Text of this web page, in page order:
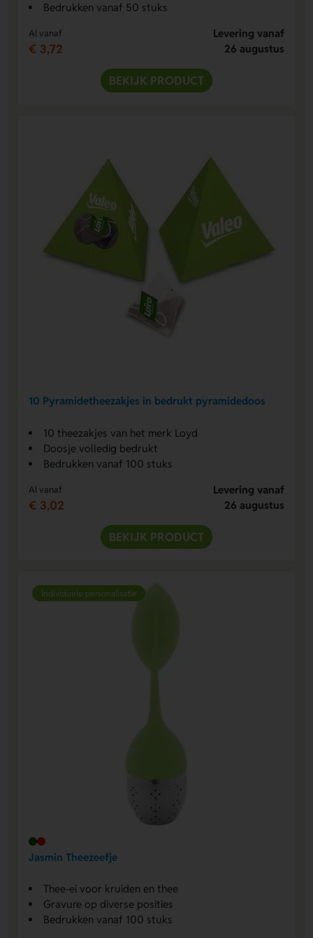
Bedrukken vanaf 50 stuks
Al vanaf
€ 3,72
Levering vanaf
26 augustus
BEKIJK PRODUCT
10 Pyramidetheezakjes in bedrukt pyramidedoos
10 theezakjes van het merk Loyd
Doosje volledig bedrukt
Bedrukken vanaf 100 stuks
Al vanaf
€ 3,02
Levering vanaf
26 augustus
BEKIJK PRODUCT
Individuele personalisatie
Jasmin Theezeefje
Thee-ei voor kruiden en thee
Gravure op diverse posities
Bedrukken vanaf 100 stuks